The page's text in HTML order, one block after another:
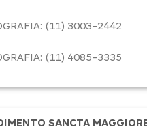
(11) 3003-2442
(11) 4085-3335
SANCTA